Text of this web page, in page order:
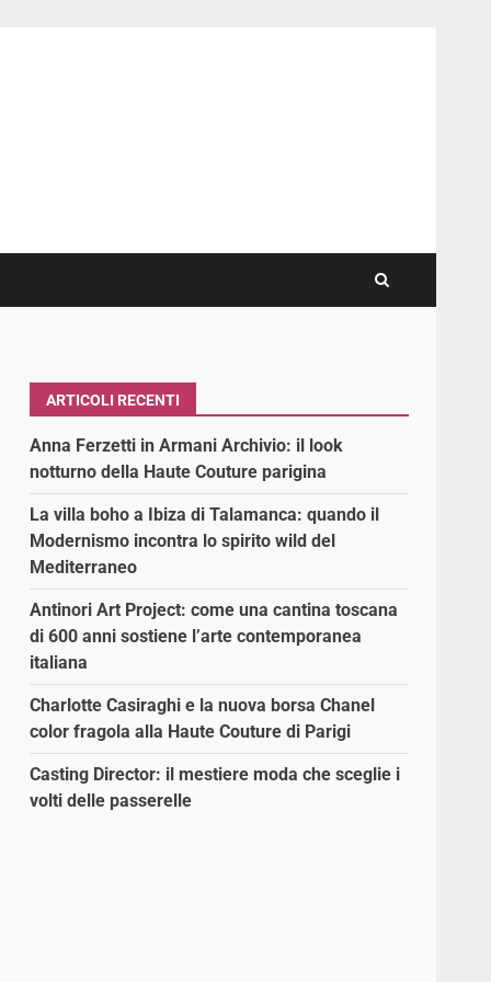
ARTICOLI RECENTI
Anna Ferzetti in Armani Archivio: il look
notturno della Haute Couture parigina
La villa boho a Ibiza di Talamanca: quando il
Modernismo incontra lo spirito wild del
Mediterraneo
Antinori Art Project: come una cantina toscana
di 600 anni sostiene l’arte contemporanea
italiana
Charlotte Casiraghi e la nuova borsa Chanel
color fragola alla Haute Couture di Parigi
Casting Director: il mestiere moda che sceglie i
volti delle passerelle